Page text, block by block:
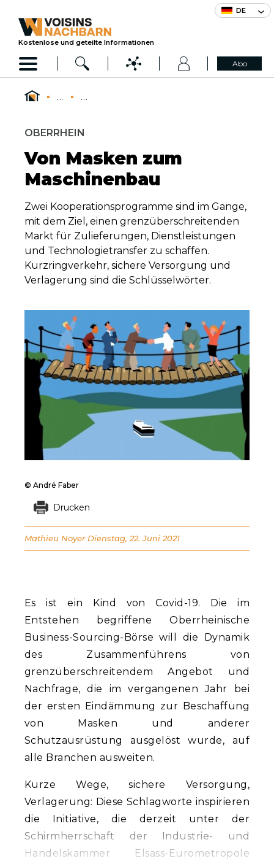
DE
Kostenlose und geteilte Informationen
Abo
... ...
OBERRHEIN
Von Masken zum
Maschinenbau
Zwei Kooperationsprogramme sind im Gange,
mit dem Ziel, einen grenzüberschreitenden
Markt für Zulieferungen, Dienstleistungen
und Technologietransfer zu schaffen.
Kurzringverkehr, sichere Versorgung und
Verlagerung sind die Schlüsselwörter.
Es ist ein Kind von Covid-19. Die im
Entstehen begriffene Oberrheinische
Business-Sourcing-Börse will die Dynamik
des Zusammenführens von
grenzüberschreitendem Angebot und
Nachfrage, die im vergangenen Jahr bei
der ersten Eindämmung zur Beschaffung
von Masken und anderer
Schutzausrüstung ausgelöst wurde, auf
alle Branchen ausweiten.
Kurze Wege, sichere Versorgung,
Verlagerung: Diese Schlagworte inspirieren
die Initiative, die derzeit unter der
Schirmherrschaft der Industrie- und
Handelskammer Elsass-Eurometropole
© André Faber
Drucken
Mathieu Noyer Dienstag, 22. Juni 2021